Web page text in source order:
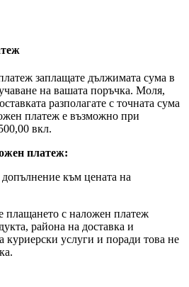
заплащате дължимата сума в
на вашата поръчка. Моля,
разполагате с точната сума
платеж е възможно при
вкл.
платеж:
към цената на
плащането с наложен платеж
района на доставка и
куриерски услуги и поради това не